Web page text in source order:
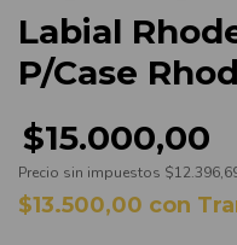
Labial
P/Case
$15.000,00
Precio sin impuestos
$13.500,00 con